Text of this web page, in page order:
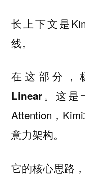
长上下文是
线。
在这部分，
Linear。这是
Attention，
意力架构。
它的核心思路